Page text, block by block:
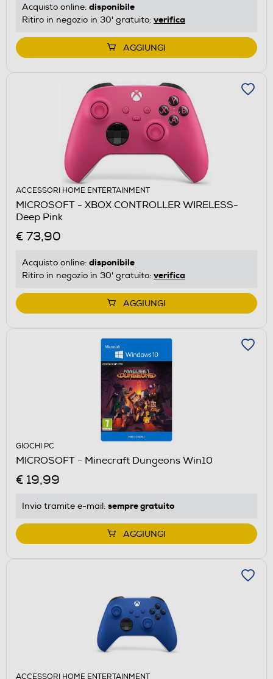
Acquisto online: disponibile
Ritiro in negozio in 30' gratuito: verifica
AGGIUNGI
ACCESSORI HOME ENTERTAINMENT
MICROSOFT - XBOX CONTROLLER WIRELESS-
Deep Pink
€ 73,90
Acquisto online: disponibile
Ritiro in negozio in 30' gratuito: verifica
AGGIUNGI
GIOCHI PC
MICROSOFT - Minecraft Dungeons Win10
€ 19,99
Invio tramite e-mail: sempre gratuito
AGGIUNGI
ACCESSORI HOME ENTERTAINMENT